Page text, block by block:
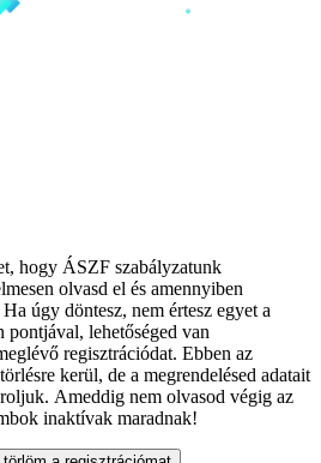
hogy ÁSZF szabályzatunk
olvasd el és amennyiben
úgy döntesz, nem értesz egyet a
lehetőséged van
regisztrációdat. Ebben az
kerül, de a megrendelésed adatait
Ameddig nem olvasod végig az
inaktívak maradnak!